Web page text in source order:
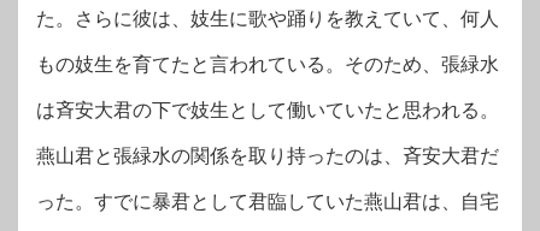
た。さらに彼は、妓生に歌や踊りを教えていて、何人
もの妓生を育てたと言われている。そのため、張緑水
は斉安大君の下で妓生として働いていたと思われる。
燕山君と張緑水の関係を取り持ったのは、斉安大君だ
った。すでに暴君として君臨していた燕山君は、自宅